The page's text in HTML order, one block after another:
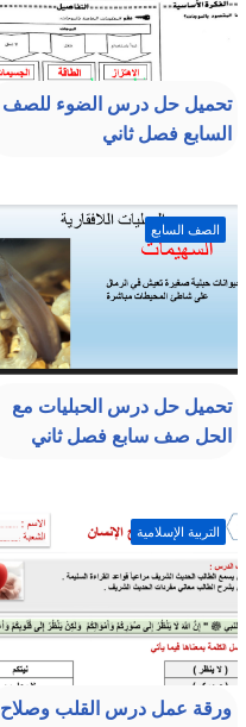
تحميل حل درس الضوء للصف
السابع فصل ثاني
الصف السابع
تحميل حل درس الحبليات مع
الحل صف سابع فصل ثاني
التربية الإسلامية
ورقة عمل درس القلب وصلاح